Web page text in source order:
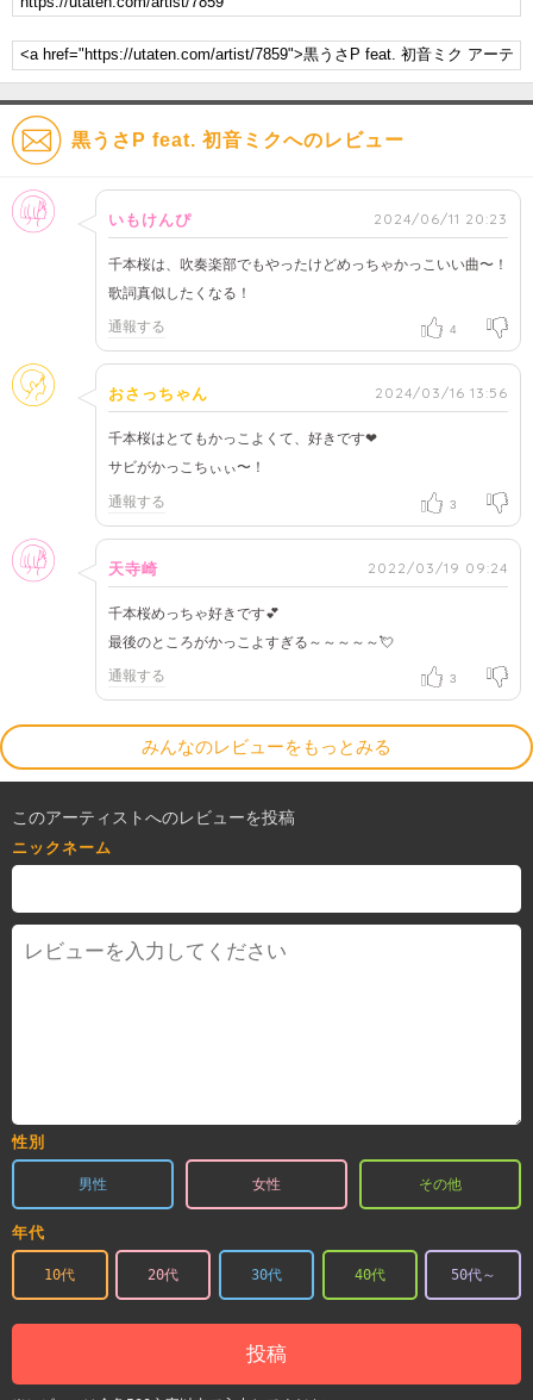
黒うさP feat. 初音ミクへのレビュー
女性
いもけんぴ 2024/06/11 20:23
千本桜は、吹奏楽部でもやったけどめっちゃかっこいい曲〜！
歌詞真似したくなる！
通報する 4
そのほか
おさっちゃん 2024/03/16 13:56
千本桜はとてもかっこよくて、好きです❤
サビがかっこちぃぃ〜！
通報する 3
女性
天寺崎 2022/03/19 09:24
千本桜めっちゃ好きです💕
最後のところがかっこよすぎる～～～～～💘
通報する 3
みんなのレビューをもっとみる
このアーティストへのレビューを投稿
ニックネーム
性別
男性 女性 その他
年代
10代 20代 30代 40代 50代～
投稿